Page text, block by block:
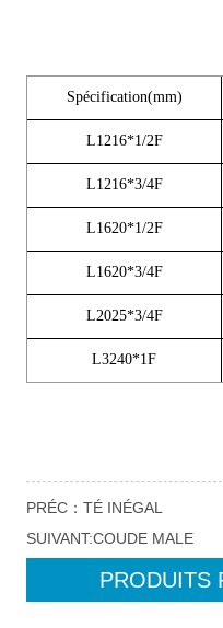
PRÉC：TÉ INÉGAL
SUIVANT:COUDE MALE
PRODUITS